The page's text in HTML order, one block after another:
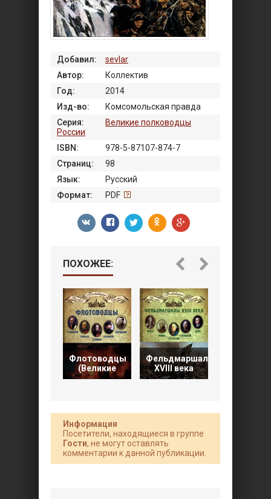
Добавил:
sevlar
Автор:
Коллектив
Год:
2014
Изд-во:
Комсомольская правда
Серия:
Великие полководцы
России
ISBN:
978-5-87107-874-7
Страниц:
98
Язык:
Русский
Формат:
PDF
ПОХОЖЕЕ:
Флотоводцы
(Великие
Фельдмаршалы
XVIII века
Информация
Посетители, находящиеся в группе
Гости, не могут оставлять
комментарии к данной публикации.